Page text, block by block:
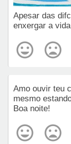
Apesar das
enxergar a
Amo ouvir teu
mesmo
Boa noite!